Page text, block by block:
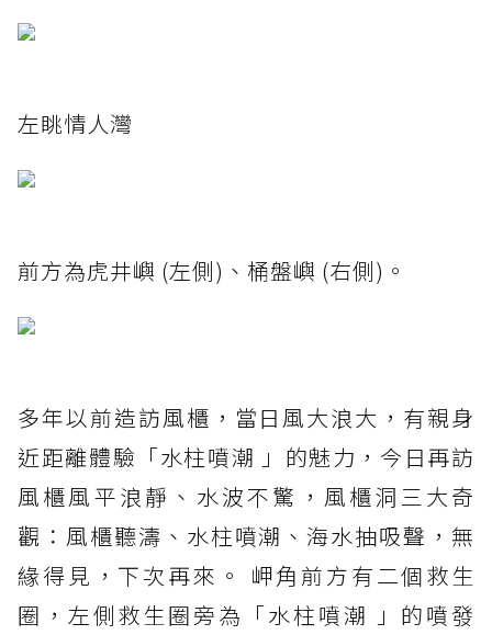
左眺情人灣
前方為虎井嶼 (左側)、桶盤嶼 (右側)。
多年以前造訪風櫃，當日風大浪大，有親身
近距離體驗「水柱噴潮 」的魅力，今日再訪
風櫃風平浪靜、水波不驚，風櫃洞三大奇
觀：風櫃聽濤、水柱噴潮、海水抽吸聲，無
緣得見，下次再來。 岬角前方有二個救生
圈，左側救生圈旁為「水柱噴潮 」的噴發